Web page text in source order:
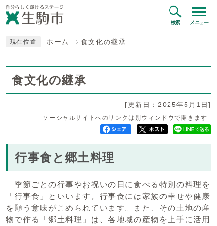
検索 メニュー
現在位置 ホーム 食文化の継承
食文化の継承
[更新日：2025年5月1日]
ソーシャルサイトへのリンクは別ウィンドウで開きます
行事食と郷土料理
季節ごとの行事やお祝いの日に食べる特別の料理を
「行事食」といいます。行事食には家族の幸せや健康
を願う意味がこめられています。また、その土地の産
物で作る「郷土料理」は、各地域の産物を上手に活用